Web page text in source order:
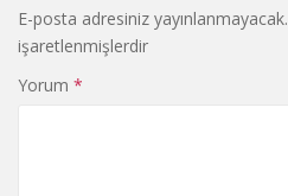
E-posta adresiniz yayınlanmayacak.
işaretlenmişlerdir
Yorum *